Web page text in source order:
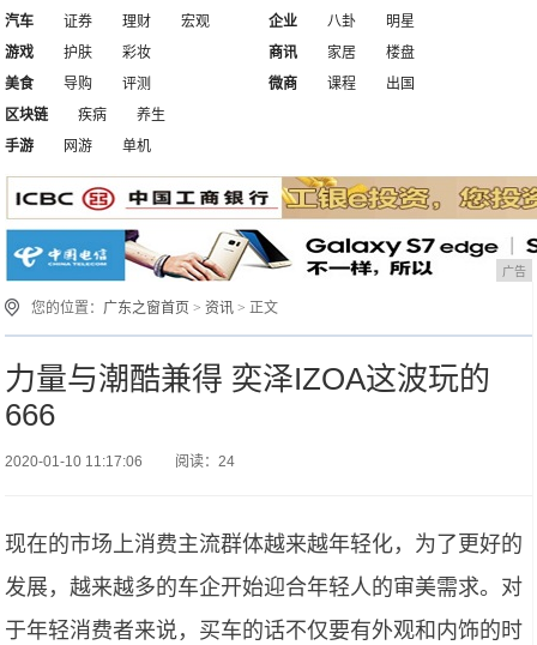
汽车
证券 理财 宏观
企业
八卦
明星
游戏
护肤
彩妆
美食
导购 评测
商讯 家居
楼盘
微商
课程
出国
区块链
疾病
养生
手游
网游 单机
广告
您的位置： 广东之窗首页 >资讯 > 正文
力量与潮酷兼得 奕泽IZOA这波玩的
666
2020-01-10 11:17:06 阅读：24
现在的市场上消费主流群体越来越年轻化，为了更好的
发展，越来越多的车企开始迎合年轻人的审美需求。对
于年轻消费者来说，买车的话不仅要有外观和内饰的时